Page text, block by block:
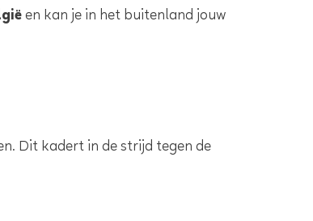
en kan je in het buitenland jouw
Dit kadert in de strijd tegen de